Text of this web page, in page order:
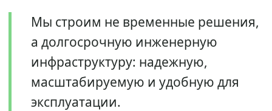
Мы строим не временные решения,
а долгосрочную инженерную
инфраструктуру: надежную,
масштабируемую и удобную для
эксплуатации.